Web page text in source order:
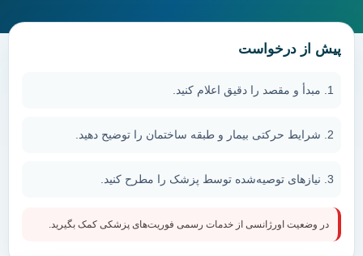
پیش از درخواست
مبدأ و مقصد را دقیق اعلام کنید.
شرایط حرکتی بیمار و طبقه ساختمان را توضیح دهید.
نیازهای توصیه‌شده توسط پزشک را مطرح کنید.
در وضعیت اورژانسی از خدمات رسمی فوریت‌های پزشکی کمک بگیرید.